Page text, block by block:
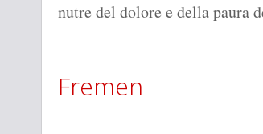
nutre del dolore e della paura
Fremen